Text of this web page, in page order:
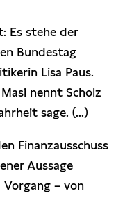
Es stehe der
Bundestag
Lisa Paus.
nennt Scholz
sage. (...)
Finanzausschuss
Aussage
– von